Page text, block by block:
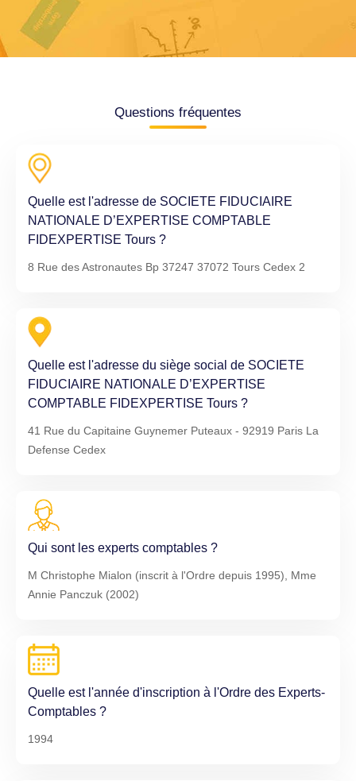
Questions fréquentes
Quelle est l'adresse de SOCIETE FIDUCIAIRE
NATIONALE D’EXPERTISE COMPTABLE
FIDEXPERTISE Tours ?
8 Rue des Astronautes Bp 37247 37072 Tours Cedex 2
Quelle est l'adresse du siège social de SOCIETE
FIDUCIAIRE NATIONALE D’EXPERTISE
COMPTABLE FIDEXPERTISE Tours ?
41 Rue du Capitaine Guynemer Puteaux - 92919 Paris La
Defense Cedex
Qui sont les experts comptables ?
M Christophe Mialon (inscrit à l'Ordre depuis 1995), Mme
Annie Panczuk (2002)
Quelle est l'année d'inscription à l'Ordre des Experts-
Comptables ?
1994